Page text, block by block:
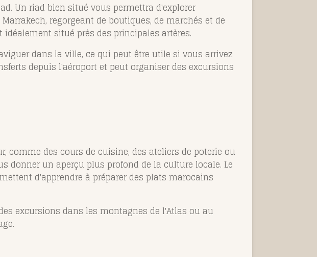
Un riad bien situé vous permettra d'explorer
regorgeant de boutiques, de marchés et de
situé près des principales artères.
dans la ville, ce qui peut être utile si vous arrivez
depuis l'aéroport et peut organiser des excursions
comme des cours de cuisine, des ateliers de poterie ou
donner un aperçu plus profond de la culture locale. Le
d'apprendre à préparer des plats marocains
excursions dans les montagnes de l'Atlas ou au